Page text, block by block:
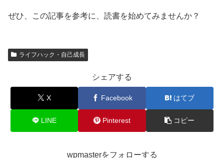
ぜひ、この記事を参考に、読書を始めてみませんか？
ライフハック・自己成長
シェアする
X Facebook はてブ
LINE Pinterest コピー
wpmasterをフォローする